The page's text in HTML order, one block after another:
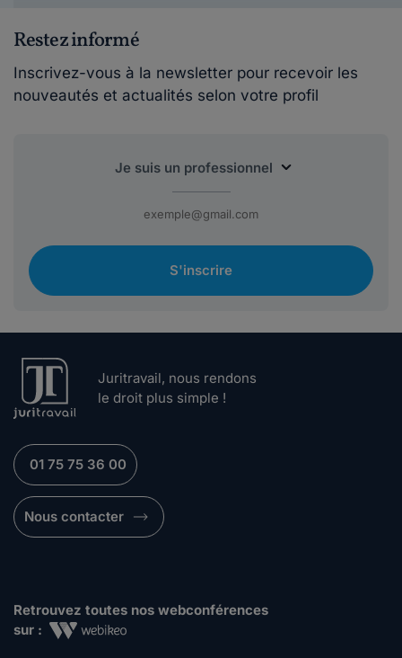
Restez informé
Inscrivez-vous à la newsletter pour recevoir les
nouveautés et actualités selon votre profil
S'inscrire
Juritravail, nous rendons
le droit plus simple !
01 75 75 36 00
Nous contacter
Retrouvez toutes nos webconférences
sur :